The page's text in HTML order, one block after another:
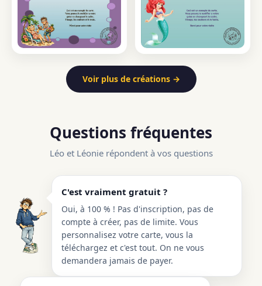
Voir plus de créations →
Questions fréquentes
Léo et Léonie répondent à vos questions
C'est vraiment gratuit ?
Oui, à 100 % ! Pas d'inscription, pas de
compte à créer, pas de limite. Vous
personnalisez votre carte, vous la
téléchargez et c'est tout. On ne vous
demandera jamais de payer.